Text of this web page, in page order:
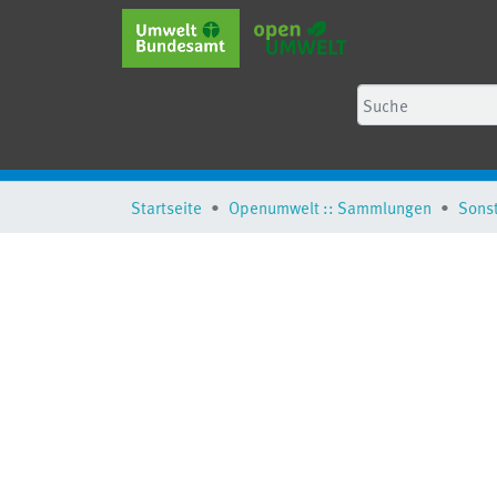
Startseite Openumwelt :: Sammlungen